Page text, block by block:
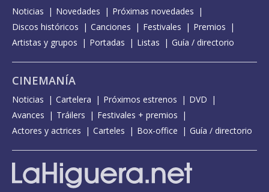
Noticias Novedades
Próximas novedades
Discos históricos
Canciones Festivales
Premios
Artistas y grupos
Portadas Listas Guía / directorio
CINEMANÍA
Noticias Cartelera Próximos estrenos
DVD
Avances
Tráilers
Festivales + premios
Actores y actrices
Carteles Box-office Guía / directorio